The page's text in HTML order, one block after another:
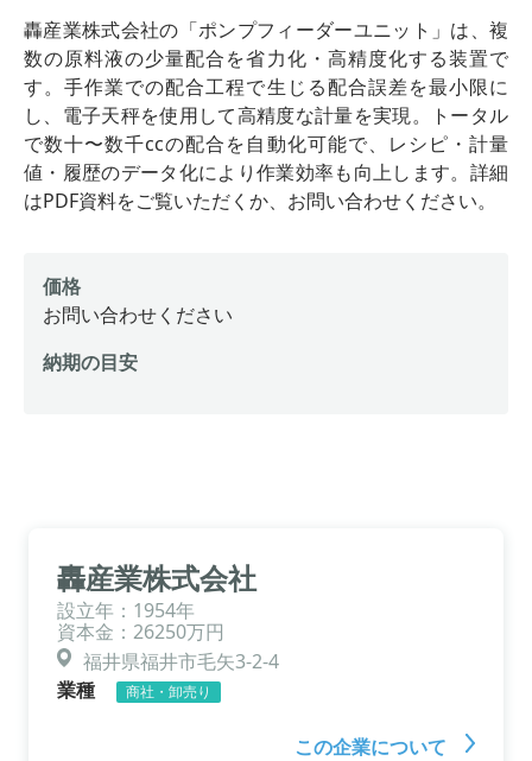
轟産業株式会社の「ポンプフィーダーユニット」は、複
数の原料液の少量配合を省力化・高精度化する装置で
す。手作業での配合工程で生じる配合誤差を最小限に
し、電子天秤を使用して高精度な計量を実現。トータル
で数十〜数千ccの配合を自動化可能で、レシピ・計量
値・履歴のデータ化により作業効率も向上します。詳細
はPDF資料をご覧いただくか、お問い合わせください。
価格
お問い合わせください
納期の目安
轟産業株式会社
設立年：1954年
資本金：26250万円
福井県福井市毛矢3-2-4
業種
商社・卸売り
この企業について